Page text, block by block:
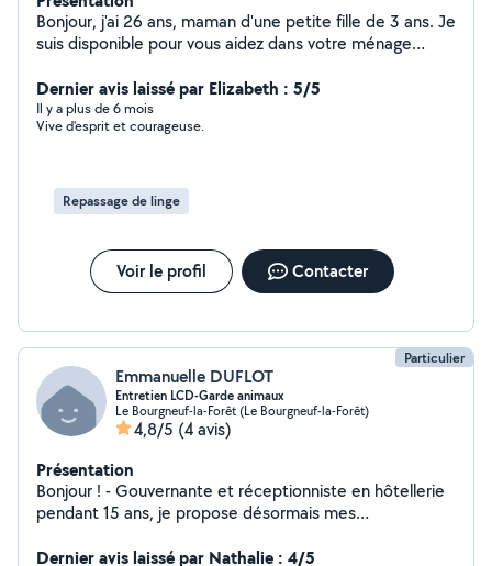
Bonjour, j'ai 26 ans, maman d'une petite fille de 3 ans. Je
suis disponible pour vous aidez dans votre ménage
repassage. Je suis motivée, respectueuse, ponctuel,
souriante, à l'écoute, disponible...
Dernier avis laissé par Elizabeth : 5/5
Il y a plus de 6 mois
Vive d'esprit et courageuse.
Repassage de linge
Voir le profil Contacter
Particulier
Emmanuelle DUFLOT
Entretien LCD-Garde animaux
Le Bourgneuf-la-Forêt (Le Bourgneuf-la-Forêt)
4,8/5 (4 avis)
Présentation
Bonjour ! - Gouvernante et réceptionniste en hôtellerie
pendant 15 ans, je propose désormais mes
professionnels (statut EI). Vous pouvez me confier
Dernier avis laissé par Nathalie : 4/5